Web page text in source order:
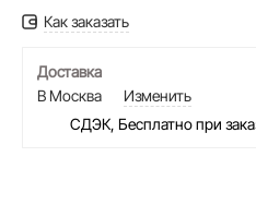
Как заказать
Доставка
В Москва
Изменить
СДЭК, Бесплатно при